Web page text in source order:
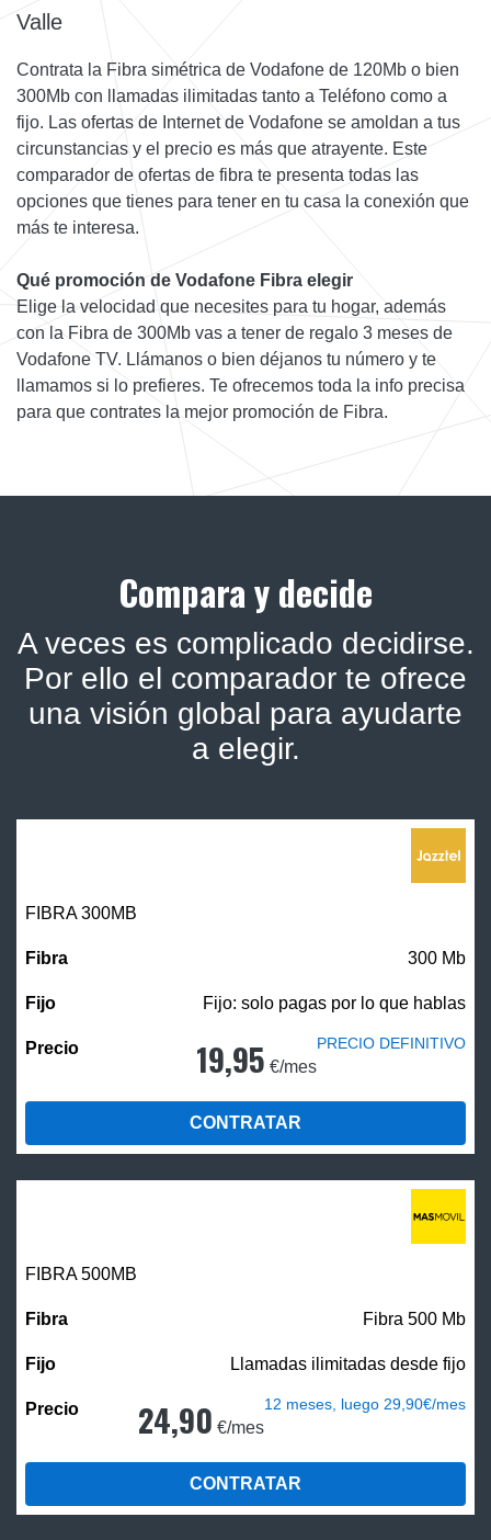
Valle
Contrata la Fibra simétrica de Vodafone de 120Mb o bien
300Mb con llamadas ilimitadas tanto a Teléfono como a
fijo. Las ofertas de Internet de Vodafone se amoldan a tus
circunstancias y el precio es más que atrayente. Este
comparador de ofertas de fibra te presenta todas las
opciones que tienes para tener en tu casa la conexión que
más te interesa.
Qué promoción de Vodafone Fibra elegir
Elige la velocidad que necesites para tu hogar, además
con la Fibra de 300Mb vas a tener de regalo 3 meses de
Vodafone TV. Llámanos o bien déjanos tu número y te
llamamos si lo prefieres. Te ofrecemos toda la info precisa
para que contrates la mejor promoción de Fibra.
Compara y decide
A veces es complicado decidirse.
Por ello el comparador te ofrece
una visión global para ayudarte
a elegir.
FIBRA 300MB
300 Mb
Fijo: solo pagas por lo que hablas
19,95 €/mes
PRECIO DEFINITIVO
CONTRATAR
FIBRA500MB
Fibra 500 Mb
Llamadas ilimitadas desde fijo
24,90 €/mes
12 meses, luego 29,90€/mes
CONTRATAR